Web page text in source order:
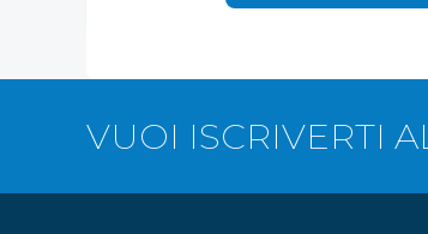
VUOI ISCRIVERTI AL